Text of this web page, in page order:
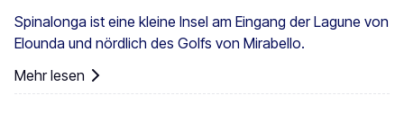
Spinalonga ist eine kleine Insel am Eingang der Lagune von
Elounda und nördlich des Golfs von Mirabello.
Mehr lesen